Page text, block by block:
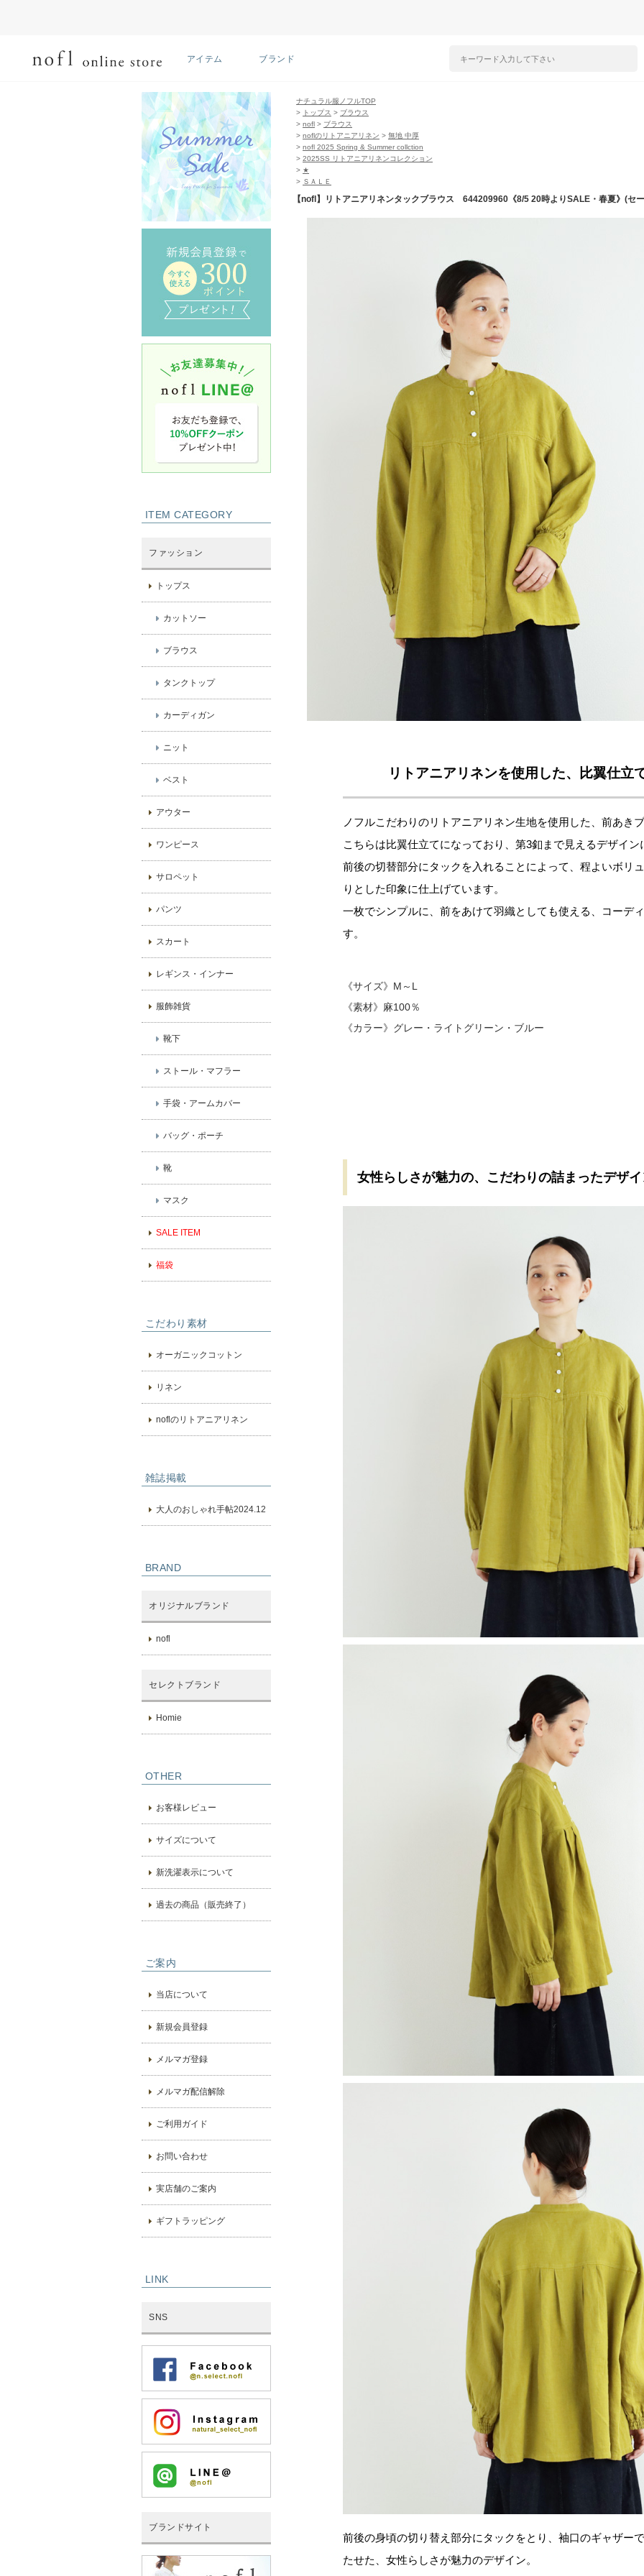
アイテム ブランド
ITEM CATEGORY
ファッション
トップス
カットソー
ブラウス
タンクトップ
カーディガン
ニット
ベスト
アウター
ワンピース
サロペット
パンツ
スカート
レギンス・インナー
服飾雑貨
靴下
ストール・マフラー
手袋・アームカバー
バッグ・ポーチ
靴
マスク
SALE ITEM
福袋
こだわり素材
オーガニックコットン
リネン
noflのリトアニアリネン
雑誌掲載
大人のおしゃれ手帖2024.12
BRAND
オリジナルブランド
nofl
セレクトブランド
Homie
OTHER
お客様レビュー
サイズについて
新洗濯表示について
過去の商品（販売終了）
ご案内
当店について
新規会員登録
メルマガ登録
メルマガ配信解除
ご利用ガイド
お問い合わせ
実店舗のご案内
ギフトラッピング
LINK
SNS
ブランドサイト
ナチュラル服ノフルTOP
> トップス > ブラウス
> nofl > ブラウス
> noflのリトアニアリネン > 無地 中厚
> nofl 2025 Spring & Summer collction
> 2025SS リトアニアリネンコレクション
> ★
> ＳＡＬＥ
【nofl】リトアニアリネンタックブラウス 644209960《8/5 20時よりSALE・春夏》(セ
リトアニアリネンを使用した、比翼仕立
ノフルこだわりのリトアニアリネン生地を使用した、前あき
こちらは比翼仕立てになっており、第3釦まで見えるデザイン
前後の切替部分にタックを入れることによって、程よいボリ
りとした印象に仕上げています。
一枚でシンプルに、前をあけて羽織としても使える、コーデ
す。
《サイズ》M～L
《素材》麻100％
《カラー》グレー・ライトグリーン・ブルー
女性らしさが魅力の、こだわりの詰まったデザ
前後の身頃の切り替え部分にタックをとり、袖口のギャザー
たせた、女性らしさが魅力のデザイン。